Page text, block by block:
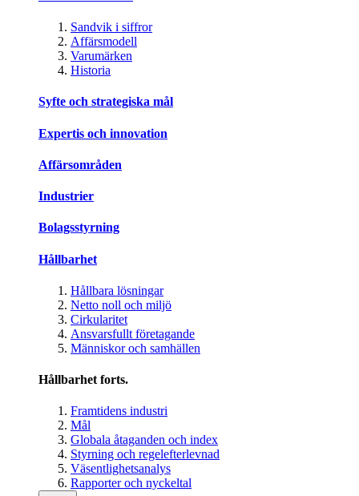
Sandvik i siffror
Affärsmodell
Varumärken
Historia
Syfte och strategiska mål
Expertis och innovation
Affärsområden
Industrier
Bolagsstyrning
Hållbarhet
Hållbara lösningar
Netto noll och miljö
Cirkularitet
Ansvarsfullt företagande
Människor och samhällen
Hållbarhet forts.
Framtidens industri
Mål
Globala åtaganden och index
Styrning och regelefterlevnad
Väsentlighetsanalys
Rapporter och nyckeltal